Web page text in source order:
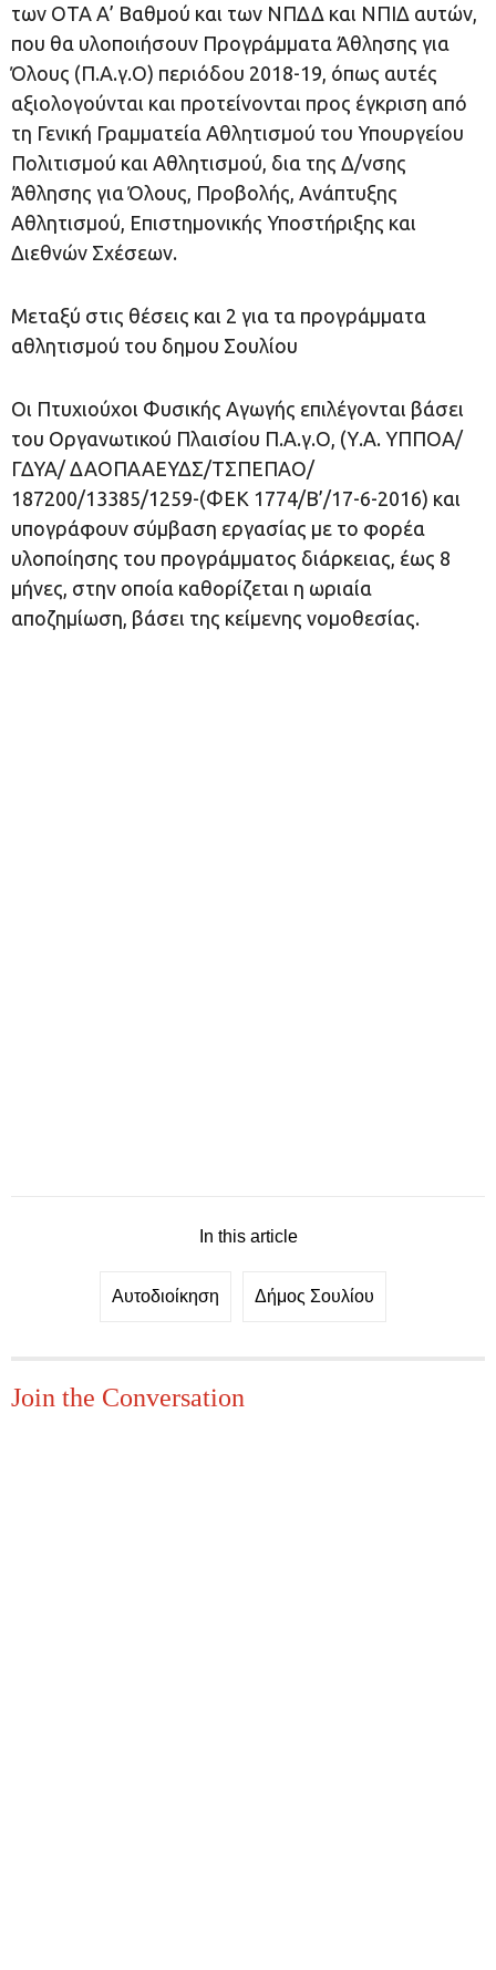
των ΟΤΑ Α’ Βαθμού και των ΝΠΔΔ και ΝΠΙΔ αυτών,
που θα υλοποιήσουν Προγράμματα Άθλησης για
Όλους (Π.Α.γ.Ο) περιόδου 2018-19, όπως αυτές
αξιολογούνται και προτείνονται προς έγκριση από
τη Γενική Γραμματεία Αθλητισμού του Υπουργείου
Πολιτισμού και Αθλητισμού, δια της Δ/νσης
Άθλησης για Όλους, Προβολής, Ανάπτυξης
Αθλητισμού, Επιστημονικής Υποστήριξης και
Διεθνών Σχέσεων.
Μεταξύ στις θέσεις και 2 για τα προγράμματα
αθλητισμού του δημου Σουλίου
Οι Πτυχιούχοι Φυσικής Αγωγής επιλέγονται βάσει
του Οργανωτικού Πλαισίου Π.Α.γ.Ο, (Υ.Α. ΥΠΠΟΑ/
ΓΔΥΑ/ ΔΑΟΠΑΑΕΥΔΣ/ΤΣΠΕΠΑΟ/
187200/13385/1259-(ΦΕΚ 1774/Β’/17-6-2016) και
υπογράφουν σύμβαση εργασίας με το φορέα
υλοποίησης του προγράμματος διάρκειας, έως 8
μήνες, στην οποία καθορίζεται η ωριαία
αποζημίωση, βάσει της κείμενης νομοθεσίας.
In this article
Αυτοδιοίκηση Δήμος Σουλίου
Join the Conversation